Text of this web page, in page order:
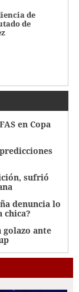
de
de
en Copa
sufrió
denuncia lo
chica?
golazo ante